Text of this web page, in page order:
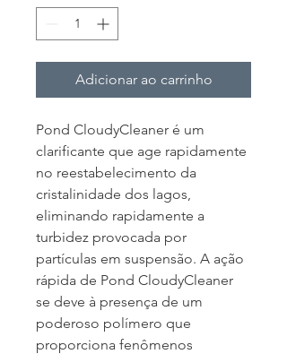
Adicionar ao carrinho
Pond CloudyCleaner é um
clarificante que age rapidamente
no reestabelecimento da
cristalinidade dos lagos,
eliminando rapidamente a
turbidez provocada por
partículas em suspensão. A ação
rápida de Pond CloudyCleaner
se deve à presença de um
poderoso polímero que
proporciona fenômenos